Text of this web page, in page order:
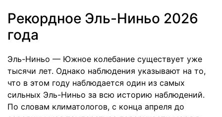
Рекордное Эль-Ниньо 2026
года
Эль-Ниньо — Южное колебание существует уже
тысячи лет. Однако наблюдения указывают на то,
что в этом году наблюдается один из самых
сильных Эль-Ниньо за всю историю наблюдений.
По словам климатологов, с конца апреля до